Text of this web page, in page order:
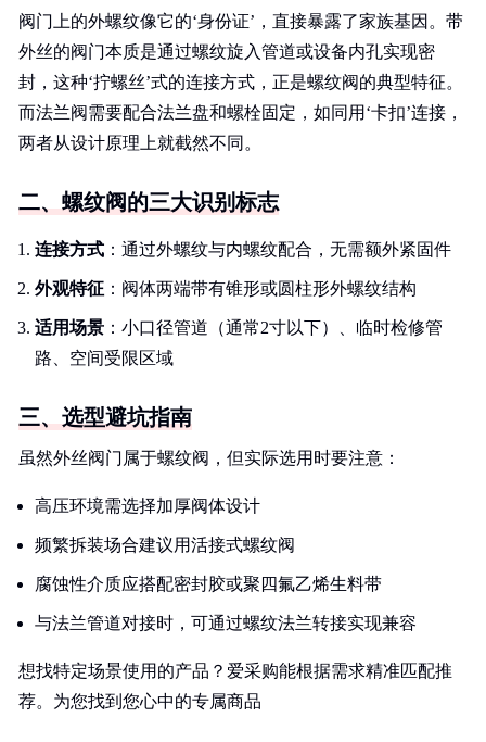
阀门上的外螺纹像它的‘身份证’，直接暴露了家族基因。带
外丝的阀门本质是通过螺纹旋入管道或设备内孔实现密
封，这种‘拧螺丝’式的连接方式，正是螺纹阀的典型特征。
而法兰阀需要配合法兰盘和螺栓固定，如同用‘卡扣’连接，
两者从设计原理上就截然不同。
二、螺纹阀的三大识别标志
连接方式 ：通过外螺纹与内螺纹配合，无需额外紧固件
外观特征 ：阀体两端带有锥形或圆柱形外螺纹结构
适用场景 ：小口径管道（通常2寸以下）、临时检修管
路、空间受限区域
三、选型避坑指南
虽然外丝阀门属于螺纹阀，但实际选用时要注意：
高压环境需选择加厚阀体设计
频繁拆装场合建议用活接式螺纹阀
腐蚀性介质应搭配密封胶或聚四氟乙烯生料带
与法兰管道对接时，可通过螺纹法兰转接实现兼容
想找特定场景使用的产品？爱采购能根据需求精准匹配推
荐。为您找到您心中的专属商品